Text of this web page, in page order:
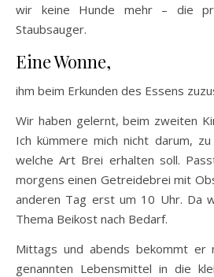
wir keine Hunde mehr – die
Staubsauger.
Eine Wonne,
ihm beim Erkunden des Essens
Wir haben gelernt, beim zweiten
Ich kümmere mich nicht darum,
welche Art Brei erhalten soll.
morgens einen Getreidebrei mit
anderen Tag erst um 10 Uhr. Da
Thema Beikost nach Bedarf.
Mittags und abends bekommt er
genannten Lebensmittel in die